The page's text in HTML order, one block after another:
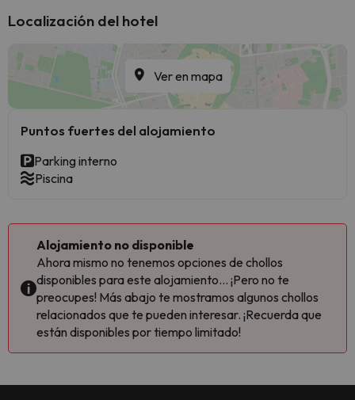
Localización del hotel
Ver en mapa
Puntos fuertes del alojamiento
Parking interno
Piscina
Alojamiento no disponible
Ahora mismo no tenemos opciones de chollos
disponibles para este alojamiento... ¡Pero no te
preocupes! Más abajo te mostramos algunos chollos
relacionados que te pueden interesar. ¡Recuerda que
están disponibles por tiempo limitado!